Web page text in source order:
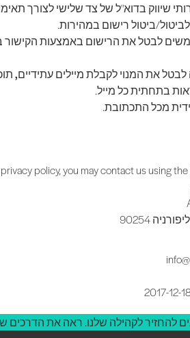
שיווק בדוא"ל של צד שלישי לצורך
ביטול רישום במהירות.
לבטל את הרישום באמצעות הקישור
את המנוי לקבלת מיילים עתידיים,
בתחתית כל מייל.
מכלהתכתובת.
policy, you may contact us using
להחזיר לקהילה שלנו. ראה את הדרכים